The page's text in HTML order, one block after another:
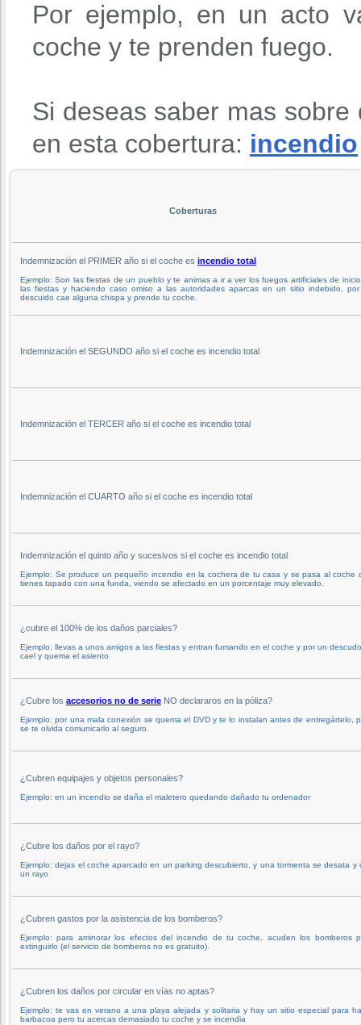
Por ejemplo, en un acto
coche y te prenden fuego.
Si deseas saber mas
en esta cobertura: incendio
Coberturas
Indemnización el PRIMER año si el coche es incendio total
Ejemplo: Son las fiestas de un pueblo y te animas a ir a ver los fuegos artificiales de
las fiestas y haciendo caso omiso a las autoridades aparcas en un sitio indebido,
descuido cae alguna chispa y prende tu coche.
Indemnización el SEGUNDO año si el coche es incendio total
Indemnización el TERCER año si el coche es incendio total
Indemnización el CUARTO año si el coche es incendio total
Indemnización el quinto año y sucesivos si el coche es incendio total
Ejemplo: Se produce un pequeño incendio en la cochera de tu casa y se pasa al coche
tienes tapado con una funda, viendo se afectado en un porcentaje muy elevado.
¿cubre el 100% de los daños parciales?
Ejemplo: llevas a unos amigos a las fiestas y entran fumando en el coche y por un
cael y quema el asiento
¿Cubre los accesorios no de serie NO declararos en la póliza?
Ejemplo: por una mala conexión se quema el DVD y te lo instalan antes de entregártelo,
se te olvida comunicarlo al seguro.
¿Cubren equipajes y objetos personales?
Ejemplo: en un incendio se daña el maletero quedando dañado tu ordenador
¿Cubre los daños por el rayo?
Ejemplo: dejas el coche aparcado en un parking descubierto, y una tormenta se desata y
un rayo
¿Cubren gastos por la asistencia de los bomberos?
Ejemplo: para aminorar los efectos del incendio de tu coche, acuden los bomberos
extinguirlo (el servicio de bomberos no es gratuito).
¿Cubren los daños por circular en vías no aptas?
Ejemplo: te vas en verano a una playa alejada y solitaria y hay un sitio especial para
barbacoa pero tu acercas demasiado tu coche y se incendia